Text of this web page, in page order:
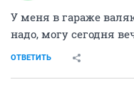
У меня в гараже
надо, могу сегодня
ОТВЕТИТЬ